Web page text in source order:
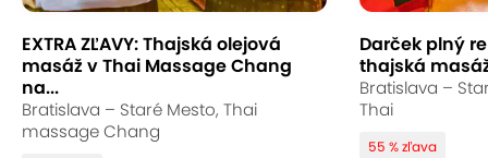
EXTRA ZĽAVY: Thajská olejová
masáž v Thai Massage Chang
na...
Bratislava – Staré Mesto, Thai
massage Chang
Darček plný
thajská
Bratislava –
Thai
55 % zľava